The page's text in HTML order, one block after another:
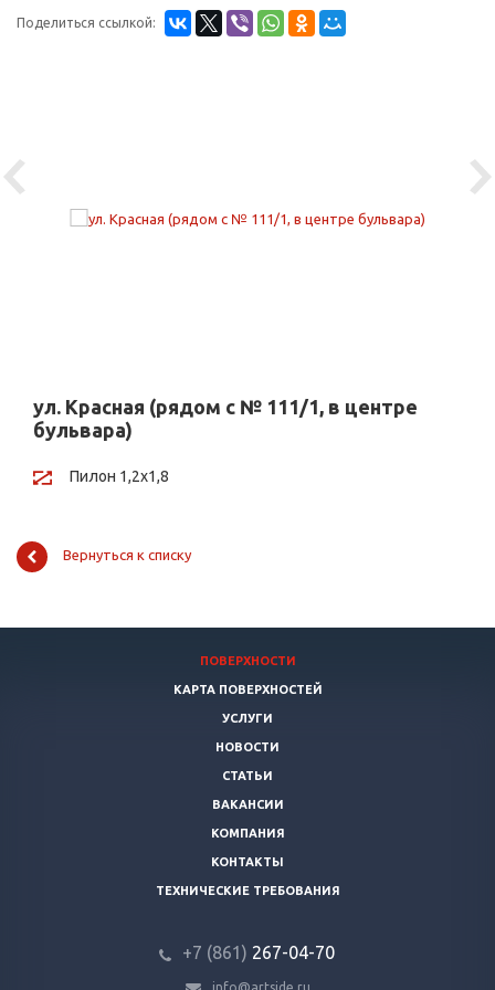
Поделиться ссылкой:
Previous
ул. Красная (рядом с № 111/1, в центре
бульвара)
Пилон 1,2х1,8
Вернуться к списку
ПОВЕРХНОСТИ
КАРТА ПОВЕРХНОСТЕЙ
УСЛУГИ
НОВОСТИ
СТАТЬИ
ВАКАНСИИ
КОМПАНИЯ
КОНТАКТЫ
ТЕХНИЧЕСКИЕ ТРЕБОВАНИЯ
+7 (861) 267-04-70